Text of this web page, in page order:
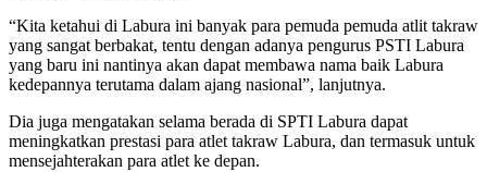
“Kita ketahui di Labura ini banyak para pemuda pemuda atlit takraw
yang sangat berbakat, tentu dengan adanya pengurus PSTI Labura
yang baru ini nantinya akan dapat membawa nama baik Labura
kedepannya terutama dalam ajang nasional”, lanjutnya.
Dia juga mengatakan selama berada di SPTI Labura dapat
meningkatkan prestasi para atlet takraw Labura, dan termasuk untuk
mensejahterakan para atlet ke depan.